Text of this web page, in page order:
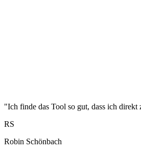
"Ich finde das Tool so gut, dass ich
RS
Robin Schönbach